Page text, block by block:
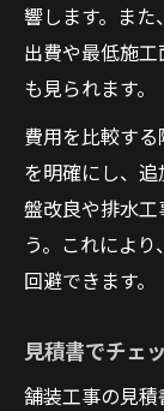
響します。ま
出費や最低施
も見られます。
費用を比較す
を明確にし、
盤改良や排水
う。これによ
回避できます。
見積書でチェ
舗装工事の見